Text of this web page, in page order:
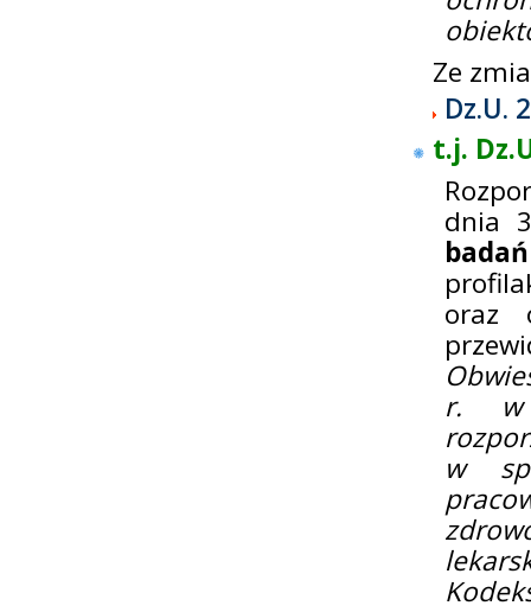
Ze
Dz.U.
t.j.
dnia
oraz
r. w
w